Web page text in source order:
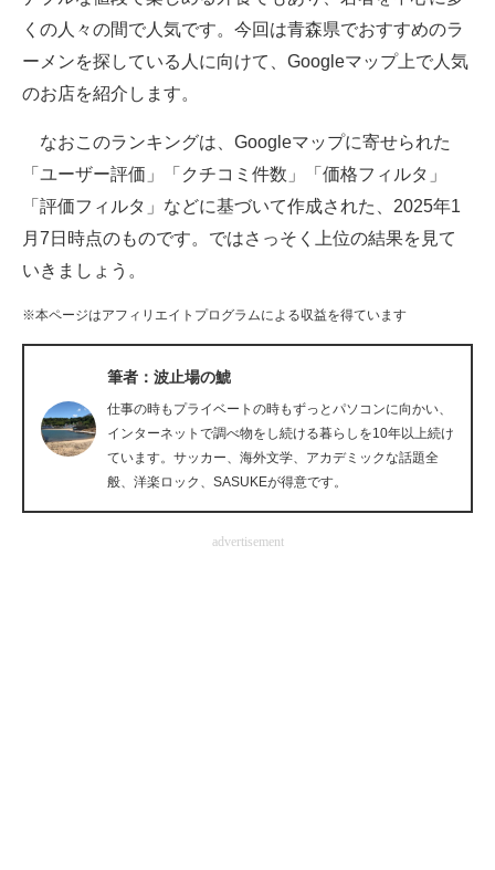
スマホと通信の最新トレンド
進化するPCとデバイスの未来
ビジネスと働き方のヒント
企業ITのトレンドを詳説
経営リーダーのコミュニティ
マーケ×ITの今がよく分かる
ITエンジニア向け専門サイト
企業向けIT製品の総合サイト
IT製品の技術・比較・事例
くの人々の間で人気です。今回は青森県でおすすめのラ
ーメンを探している人に向けて、Googleマップ上で人気
のお店を紹介します。
なおこのランキングは、Googleマップに寄せられた
「ユーザー評価」「クチコミ件数」「価格フィルタ」
「評価フィルタ」などに基づいて作成された、2025年1
月7日時点のものです。ではさっそく上位の結果を見て
いきましょう。
※本ページはアフィリエイトプログラムによる収益を得ています
筆者：波止場の鯱
仕事の時もプライベートの時もずっとパソコンに向かい、
インターネットで調べ物をし続ける暮らしを10年以上続け
ています。サッカー、海外文学、アカデミックな話題全
般、洋楽ロック、SASUKEが得意です。
advertisement